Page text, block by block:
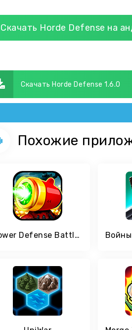
Скачать Horde Defense на
Скачать Horde Defense 1.6.0
Похожие
Tower Defense Battle Zone